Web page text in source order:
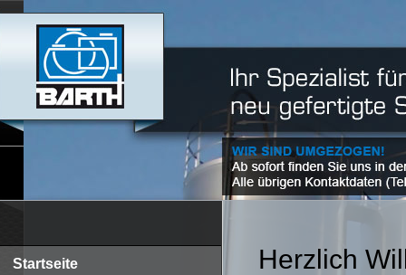
Startseite Herzlich